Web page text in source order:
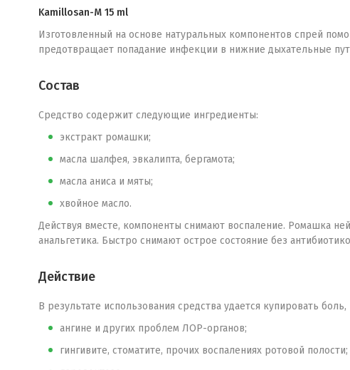
Kamillosan-M 15 ml
Изготовленный на основе натуральных компонентов спрей
предотвращает попадание инфекции в нижние дыхательные
Состав
Средство содержит следующие ингредиенты:
экстракт ромашки;
масла шалфея, эвкалипта, бергамота;
масла аниса и мяты;
хвойное масло.
Действуя вместе, компоненты снимают воспаление. Ромашка
анальгетика. Быстро снимают острое состояние без
Действие
В результате использования средства удается купировать
ангине и других проблем ЛОР-органов;
гингивите, стоматите, прочих воспалениях ротовой полости;